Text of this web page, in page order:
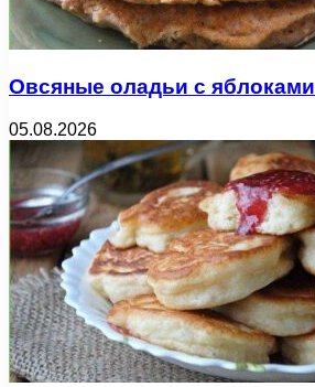
Овсяные оладьи с яблоками
05.08.2026